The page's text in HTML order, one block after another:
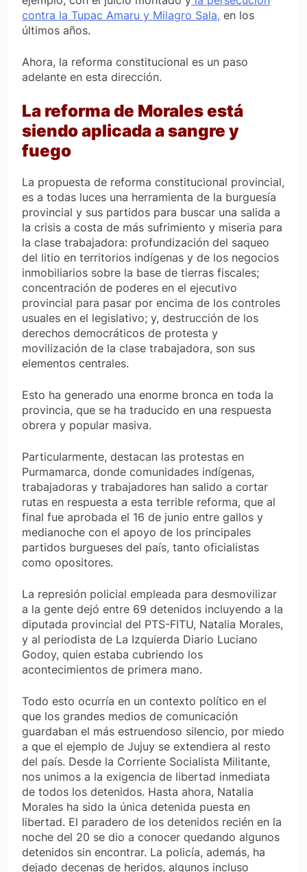
contra la Tupac Amaru y Milagro Sala, en los
últimos años.
Ahora, la reforma constitucional es un paso
adelante en esta dirección.
La reforma de Morales está
siendo aplicada a sangre y
fuego
La propuesta de reforma constitucional provincial,
es a todas luces una herramienta de la burguesía
provincial y sus partidos para buscar una salida a
la crisis a costa de más sufrimiento y miseria para
la clase trabajadora: profundización del saqueo
del litio en territorios indígenas y de los negocios
inmobiliarios sobre la base de tierras fiscales;
concentración de poderes en el ejecutivo
provincial para pasar por encima de los controles
usuales en el legislativo; y, destrucción de los
derechos democráticos de protesta y
movilización de la clase trabajadora, son sus
elementos centrales.
Esto ha generado una enorme bronca en toda la
provincia, que se ha traducido en una respuesta
obrera y popular masiva.
Particularmente, destacan las protestas en
Purmamarca, donde comunidades indígenas,
trabajadoras y trabajadores han salido a cortar
rutas en respuesta a esta terrible reforma, que al
final fue aprobada el 16 de junio entre gallos y
medianoche con el apoyo de los principales
partidos burgueses del país, tanto oficialistas
como opositores.
La represión policial empleada para desmovilizar
a la gente dejó entre 69 detenidos incluyendo a la
diputada provincial del PTS-FITU, Natalia Morales,
y al periodista de La Izquierda Diario Luciano
Godoy, quien estaba cubriendo los
acontecimientos de primera mano.
Todo esto ocurría en un contexto político en el
que los grandes medios de comunicación
guardaban el más estruendoso silencio, por miedo
a que el ejemplo de Jujuy se extendiera al resto
del país. Desde la Corriente Socialista Militante,
nos unimos a la exigencia de libertad inmediata
de todos los detenidos. Hasta ahora, Natalia
Morales ha sido la única detenida puesta en
libertad. El paradero de los detenidos recién en la
noche del 20 se dio a conocer quedando algunos
detenidos sin encontrar. La policía, además, ha
dejado decenas de heridos, algunos incluso